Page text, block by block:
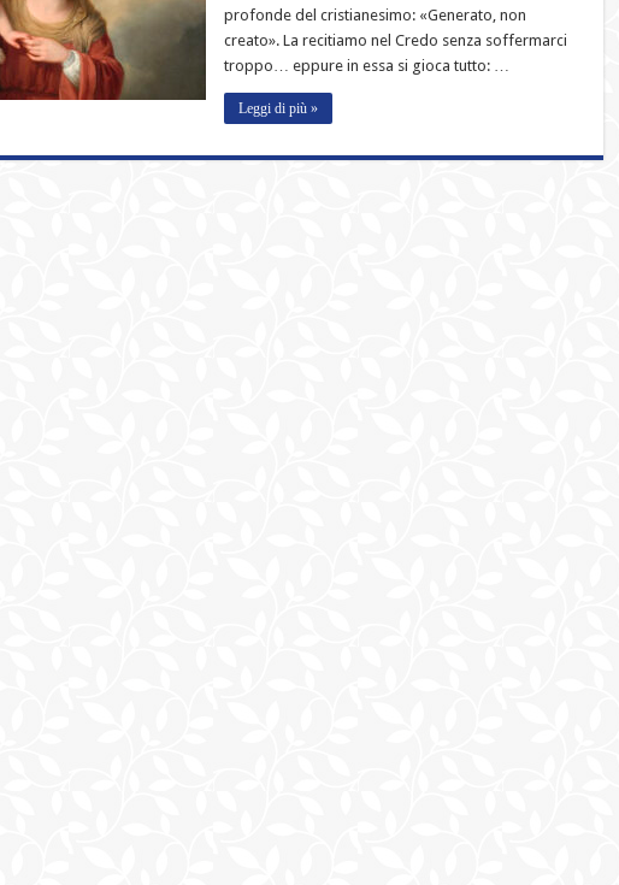
è
Cristo…
perché
Dio
profonde del cristianesimo: «Generato, non
creato». La recitiamo nel Credo senza soffermarci
troppo… eppure in essa si gioca tutto: …
Leggi di più »